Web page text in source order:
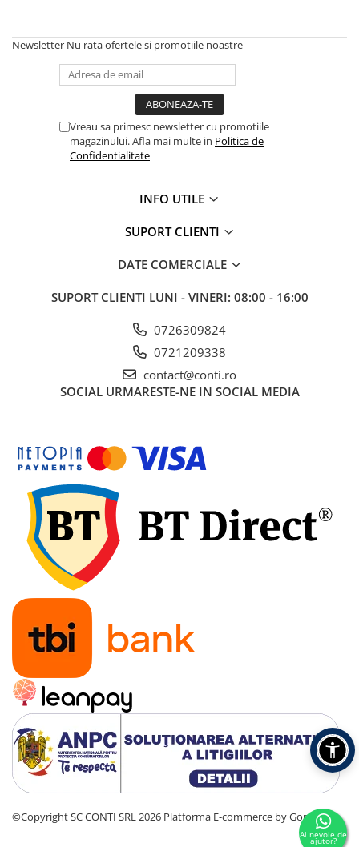
Newsletter Nu rata ofertele si promotiile noastre
Vreau sa primesc newsletter cu promotiile
magazinului. Afla mai multe in Politica de
Confidentialitate
INFO UTILE
SUPORT CLIENTI
DATE COMERCIALE
SUPORT CLIENTI LUNI - VINERI: 08:00 - 16:00
0726309824
0721209338
contact@conti.ro
SOCIAL URMARESTE-NE IN SOCIAL MEDIA
©Copyright SC CONTI SRL 2026 Platforma E-commerce by Gomag
Ai nevoie de
ajutor?